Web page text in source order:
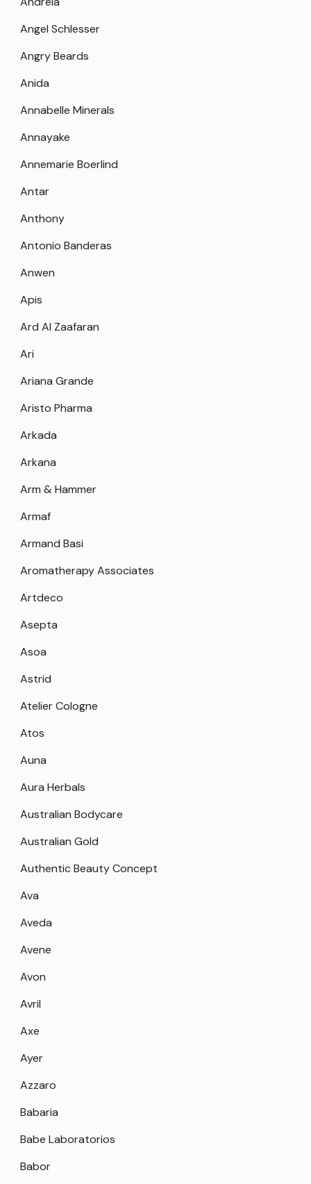
Angel Schlesser
Angry Beards
Anida
Annabelle Minerals
Annayake
Annemarie Boerlind
Antar
Anthony
Antonio Banderas
Anwen
Apis
Ard Al Zaafaran
Ari
Ariana Grande
Aristo Pharma
Arkada
Arkana
Arm & Hammer
Armaf
Armand Basi
Aromatherapy Associates
Artdeco
Asepta
Asoa
Astrid
Atelier Cologne
Atos
Auna
Aura Herbals
Australian Bodycare
Australian Gold
Authentic Beauty Concept
Ava
Aveda
Avene
Avon
Avril
Axe
Ayer
Azzaro
Babaria
Babe Laboratorios
Babor